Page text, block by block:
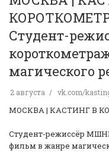
Студент-
магического
2 августа vk.com/
МОСКВА | КАСТИНГ В
Студент-режиссёр
фильм в жанре